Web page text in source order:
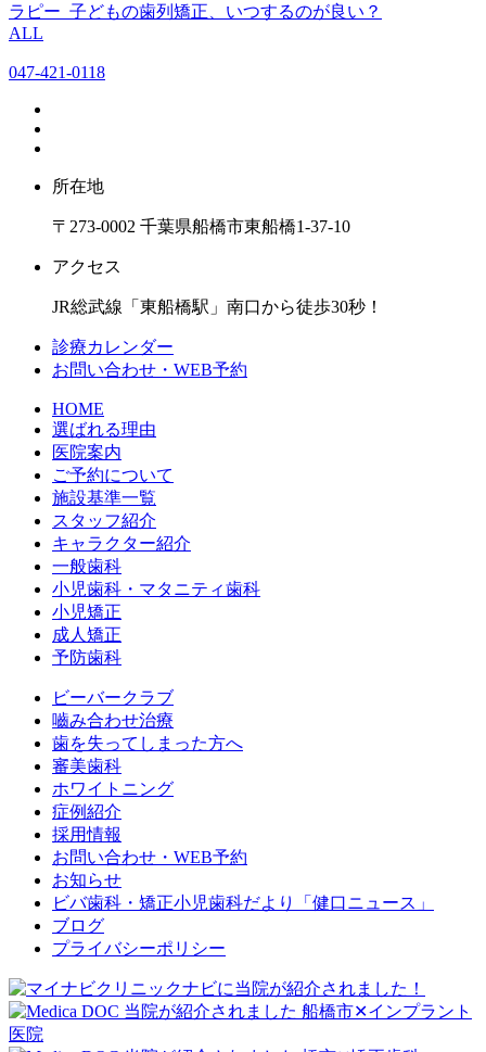
ラピー 子どもの歯列矯正、いつするのが良い？
ALL
047-421-0118
所在地
〒273-0002 千葉県船橋市東船橋1-37-10
アクセス
JR総武線「東船橋駅」南口から徒歩30秒！
診療カレンダー
お問い合わせ・WEB予約
HOME
選ばれる理由
医院案内
ご予約について
施設基準一覧
スタッフ紹介
キャラクター紹介
一般歯科
小児歯科・マタニティ歯科
小児矯正
成人矯正
予防歯科
ビーバークラブ
嚙み合わせ治療
歯を失ってしまった方へ
審美歯科
ホワイトニング
症例紹介
採用情報
お問い合わせ・WEB予約
お知らせ
ビバ歯科・矯正小児歯科だより「健口ニュース」
ブログ
プライバシーポリシー